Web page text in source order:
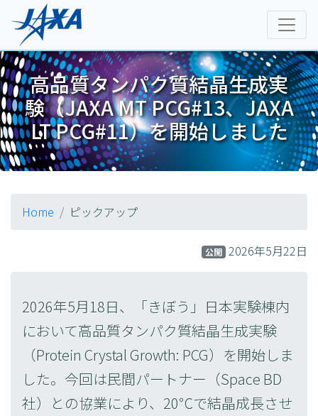
高品質タンパク質結晶生成実
験（JAXA MT PCG#13、JAXA
LT PCG#11）を開始しました
Home ピックアップ
公開 2026年5月22日
2026年5月18日、「きぼう」日本実験棟内
において高品質タンパク質結晶生成実験
（Protein Crystal Growth: PCG）を開始しま
した。今回は民間パートナー（Space BD
社）との協業により、20℃で結晶成長させ